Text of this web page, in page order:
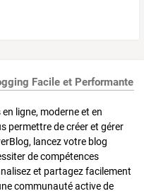
Facile et Performante
ligne, moderne et en
permettre de créer et gérer
lancez votre blog
de compétences
et partagez facilement
communauté active de